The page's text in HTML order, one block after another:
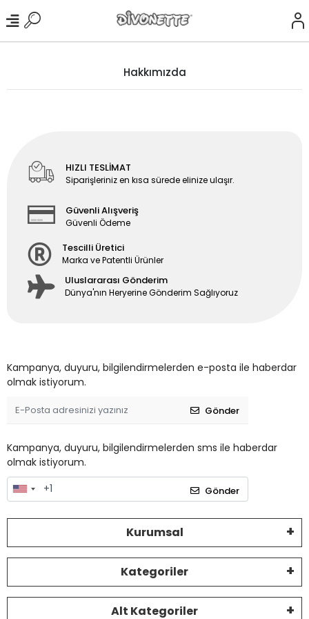
Hakkımızda
HIZLI TESLİMAT
Siparişleriniz en kısa sürede elinize ulaşır.
Güvenli Alışveriş
Güvenli Ödeme
Tescilli Üretici
Marka ve Patentli Ürünler
Uluslararası Gönderim
Dünya'nın Heryerine Gönderim Sağlıyoruz
Kampanya, duyuru, bilgilendirmelerden e-posta ile haberdar
olmak istiyorum.
Gönder
Kampanya, duyuru, bilgilendirmelerden sms ile haberdar
olmak istiyorum.
Gönder
Kurumsal
Kategoriler
Alt Kategoriler